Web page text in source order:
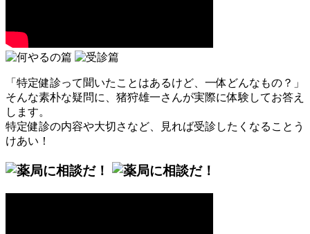
「特定健診って聞いたことはあるけど、一体どんなもの？」
そんな素朴な疑問に、猪狩雄一さんが実際に体験してお答え
します。
特定健診の内容や大切さなど、見れば受診したくなることう
けあい！